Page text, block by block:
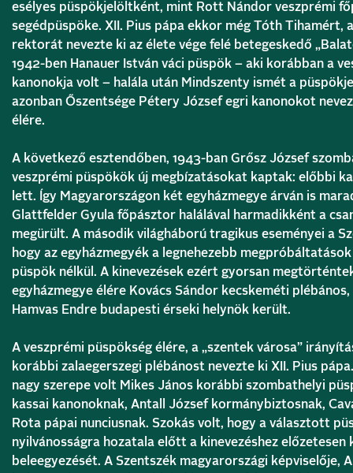
esélyes püspökjelöltként, mint Rott Nándor veszprémi
segédpüspöke. XII. Pius pápa ekkor még Tóth Tihamért,
rektorát nevezte ki az élete vége felé betegeskedő
1942-ben Hanauer István váci püspök – aki korábban a
kanonokja volt – halála után Mindszenty ismét a
azonban Őszentsége Pétery József egri kanonokot
élére.
A következő esztendőben, 1943-ban Grősz József
veszprémi püspökök új megbízatásokat kaptak: előbbi
lett. Így Magyarországon két egyházmegye árván is
Glattfelder Gyula főpásztor halálával harmadikként a
megürült. A második világháború tragikus eseményei a
hogy az egyházmegyék a legnehezebb
püspök nélkül. A kinevezések ezért gyorsan
egyházmegye élére Kovács Sándor kecskeméti
Hamvas Endre budapesti érseki helynök került.
A veszprémi püspökség élére, a „szentek városa”
korábbi zalaegerszegi plébánost nevezte ki XII. Pius
nagy szerepe volt Mikes János korábbi szombathelyi
kassai kanonoknak, Antall József kormánybiztosnak,
Rota pápai nunciusnak. Szokás volt, hogy a választott
nyilvánosságra hozatala előtt a kinevezéshez előzetesen
beleegyezését. A Szentszék magyarországi képviselője,